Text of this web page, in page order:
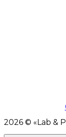
2026 © « Lab &